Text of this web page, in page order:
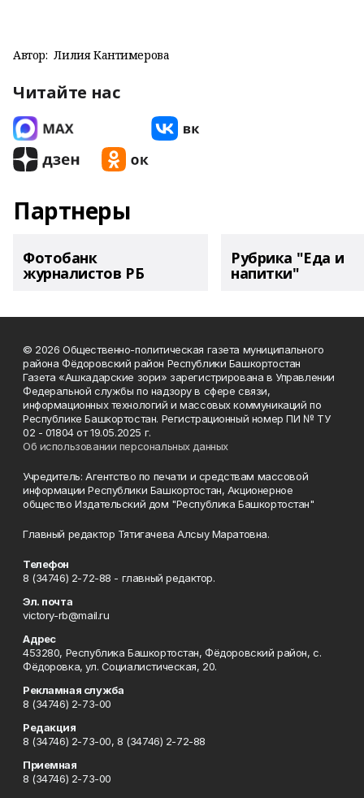
Автор: Лилия Кантимерова
Читайте нас
Партнеры
Фотобанк
журналистов РБ
Рубрика "Еда и
напитки"
© 2026 Общественно-политическая газета муниципального
района Фёдоровский район Республики Башкортостан
Газета «Ашкадарские зори» зарегистрирована в Управлении
Федеральной службы по надзору в сфере связи,
информационных технологий и массовых коммуникаций по
Республике Башкортостан. Регистрационный номер ПИ № ТУ
02 - 01804 от 19.05.2025 г.
Об использовании персональных данных
Учредитель: Агентство по печати и средствам массовой
информации Республики Башкортостан, Акционерное
общество Издательский дом "Республика Башкортостан"
Главный редактор Тятигачева Алсыу Маратовна.
Телефон
8 (34746) 2-72-88 - главный редактор.
Эл. почта
victory-rb@mail.ru
Адрес
453280, Республика Башкортостан, Фёдоровский район, с.
Фёдоровка, ул. Социалистическая, 20.
Рекламная служба
8 (34746) 2-73-00
Редакция
8 (34746) 2-73-00, 8 (34746) 2-72-88
Приемная
8 (34746) 2-73-00